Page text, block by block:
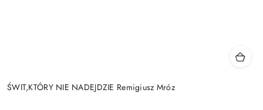
ŚWIT,KTÓRY NIE NADEJDZIE Remigiusz Mróz